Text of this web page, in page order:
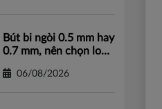
Bút bi ngòi 0.5 mm hay
0.7 mm, nên chọn loại
06/08/2026